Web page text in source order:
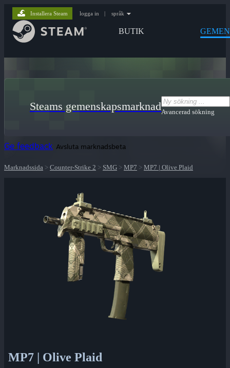
BUTIK
Installera Steam logga in | språk
Steams gemenskapsmarknadAvancerad sökning
Ge feedback Avsluta marknadsbeta
Marknadssida > Counter-Strike 2 > SMG > MP7 > MP7 | Olive Plaid
MP7 | Olive Plaid